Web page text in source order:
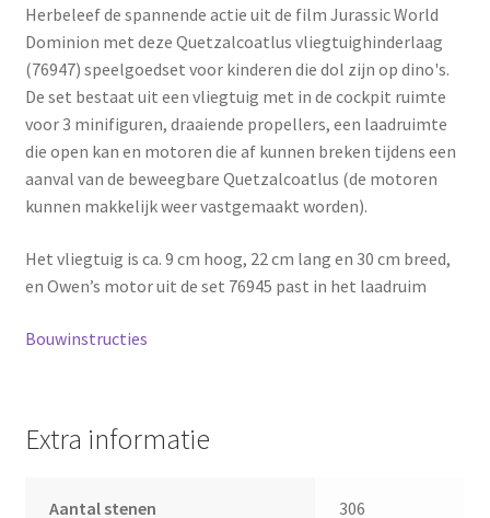
Herbeleef de spannende actie uit de film Jurassic World
Dominion met deze Quetzalcoatlus vliegtuighinderlaag
(76947) speelgoedset voor kinderen die dol zijn op dino's.
De set bestaat uit een vliegtuig met in de cockpit ruimte
voor 3 minifiguren, draaiende propellers, een laadruimte
die open kan en motoren die af kunnen breken tijdens een
aanval van de beweegbare Quetzalcoatlus (de motoren
kunnen makkelijk weer vastgemaakt worden).
Het vliegtuig is ca. 9 cm hoog, 22 cm lang en 30 cm breed,
en Owen’s motor uit de set 76945 past in het laadruim
Bouwinstructies
Extra informatie
Aantal stenen 306